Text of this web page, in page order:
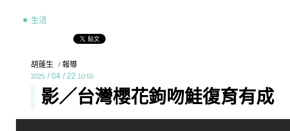
生活
胡蓬生 / 報導
2025 / 04 / 22 10:55
影／台灣櫻花鉤吻鮭復育有成